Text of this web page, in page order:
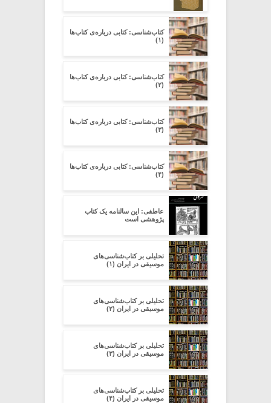
کتاب‌شناسی: کتابی درباره‌ی کتاب‌ها
(۱)
کتاب‌شناسی: کتابی درباره‌ی کتاب‌ها
(۲)
کتاب‌شناسی: کتابی درباره‌ی کتاب‌ها
(۳)
کتاب‌شناسی: کتابی درباره‌ی کتاب‌ها
(۴)
عاطفی: این سالنامه یک کتاب
پژوهشی است
تحلیلی بر کتاب‌شناسی‌های
موسیقی در ایران (۱)
تحلیلی بر کتاب‌شناسی‌های
موسیقی در ایران (۲)
تحلیلی بر کتاب‌شناسی‌های
موسیقی در ایران (۳)
تحلیلی بر کتاب‌شناسی‌های
موسیقی در ایران (۴)